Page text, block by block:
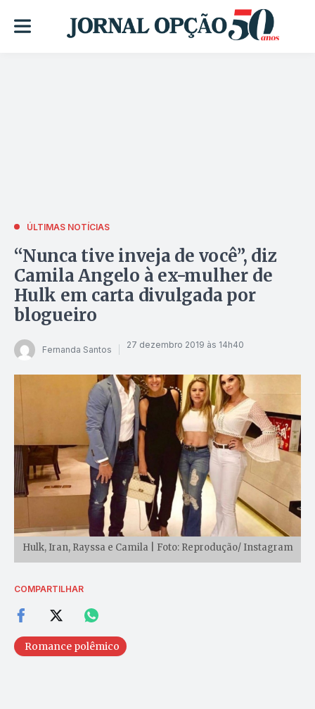
ÚLTIMAS NOTÍCIAS
“Nunca tive inveja de você”, diz
Camila Angelo à ex-mulher de
Hulk em carta divulgada por
blogueiro
Fernanda Santos 27 dezembro 2019 às 14h40
Hulk, Iran, Rayssa e Camila | Foto: Reprodução/ Instagram
COMPARTILHAR
Romance polêmico